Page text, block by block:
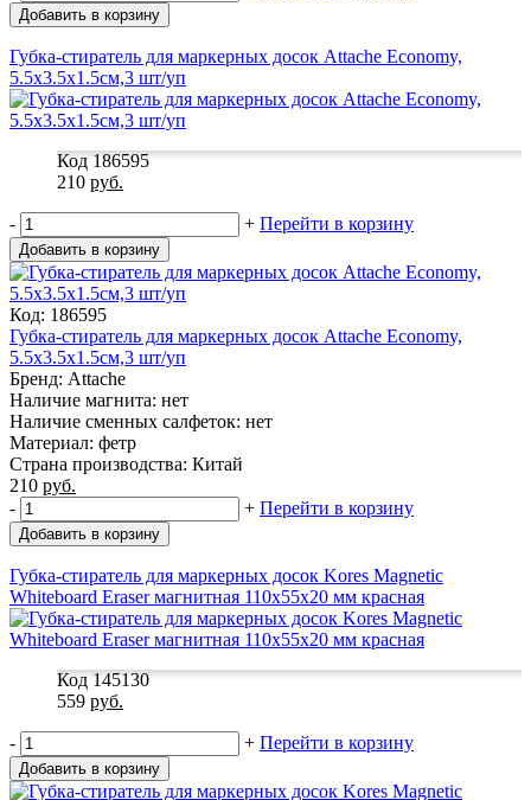
Добавить в корзину
Губка-стиратель для маркерных досок Attache Economy,
5.5x3.5x1.5cм,3 шт/уп
Код 186595
210 руб.
- + Перейти в корзину
Добавить в корзину
Код: 186595
Губка-стиратель для маркерных досок Attache Economy,
5.5x3.5x1.5cм,3 шт/уп
Бренд: Attache
Наличие магнита: нет
Наличие сменных салфеток: нет
Материал: фетр
Страна производства: Китай
210 руб.
-
+ Перейти в корзину
Добавить в корзину
Губка-стиратель для маркерных досок Kores Magnetic
Whiteboard Eraser магнитная 110x55x20 мм красная
Код 145130
559 руб.
- + Перейти в корзину
Добавить в корзину